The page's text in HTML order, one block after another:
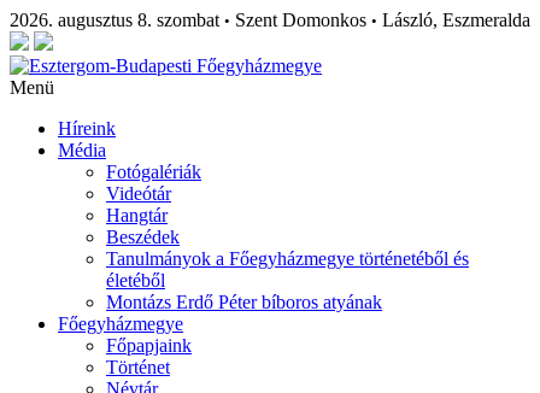
2026. augusztus 8. szombat • Szent Domonkos • László, Eszmeralda
Menü
Híreink
Média
Fotógalériák
Videótár
Hangtár
Beszédek
Tanulmányok a Főegyházmegye történetéből és
életéből
Montázs Erdő Péter bíboros atyának
Főegyházmegye
Főpapjaink
Történet
Névtár